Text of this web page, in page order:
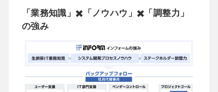
「業務知識」✖️「ノウハウ」✖️「調整力」
の強み